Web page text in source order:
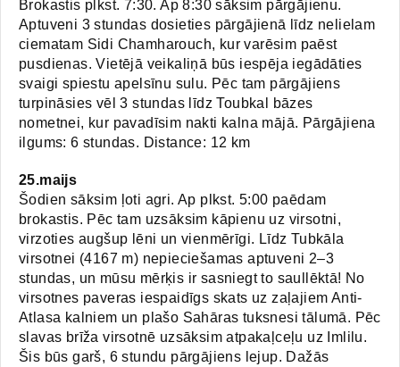
Brokastis plkst. 7:30. Ap 8:30 sāksim pārgājienu.
Aptuveni 3 stundas dosieties pārgājienā līdz nelielam
ciematam Sidi Chamharouch, kur varēsim paēst
pusdienas. Vietējā veikaliņā būs iespēja iegādāties
svaigi spiestu apelsīnu sulu. Pēc tam pārgājiens
turpināsies vēl 3 stundas līdz Toubkal bāzes
nometnei, kur pavadīsim nakti kalna mājā. Pārgājiena
ilgums: 6 stundas. Distance: 12 km
25.maijs
Šodien sāksim ļoti agri. Ap plkst. 5:00 paēdam
brokastis. Pēc tam uzsāksim kāpienu uz virsotni,
virzoties augšup lēni un vienmērīgi. Līdz Tubkāla
virsotnei (4167 m) nepieciešamas aptuveni 2–3
stundas, un mūsu mērķis ir sasniegt to saullēktā! No
virsotnes paveras iespaidīgs skats uz zaļajiem Anti-
Atlasa kalniem un plašo Sahāras tuksnesi tālumā. Pēc
slavas brīža virsotnē uzsāksim atpakaļceļu uz Imlilu.
Šis būs garš, 6 stundu pārgājiens lejup. Dažās